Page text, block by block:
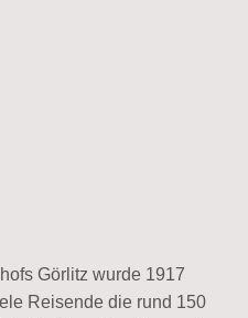
Görlitz wurde 1917
Reisende die rund 150